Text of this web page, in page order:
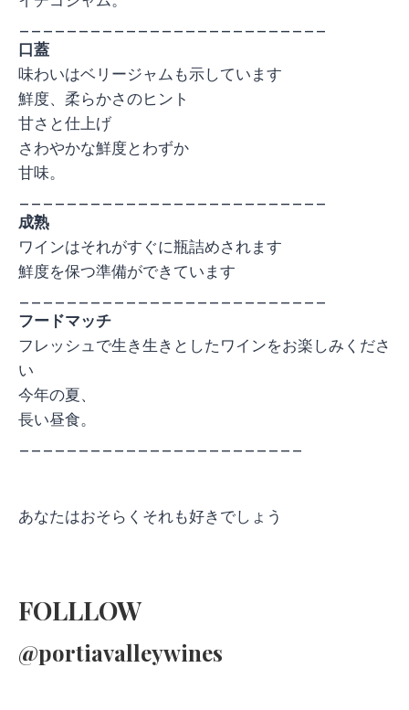
口蓋
味わいはベリージャムも示しています
鮮度、柔らかさのヒント
甘さと仕上げ
さわやかな鮮度とわずか
甘味。
成熟
ワインはそれがすぐに瓶詰めされます
鮮度を保つ準備ができています
フードマッチ
フレッシュで生き生きとしたワインをお楽しみくださ
い
今年の夏、
長い昼食。
あなたはおそらくそれも好きでしょう
FOLLLOW
@portiavalleywines​